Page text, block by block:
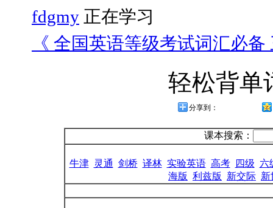
fdgmy 正在学习
《 全国英语等级考试词汇必备
轻松背单
分享到：
课本搜索：
牛津 灵通 剑桥 译林 实验英语 高考 四级 六
海版 利兹版 新交际 新